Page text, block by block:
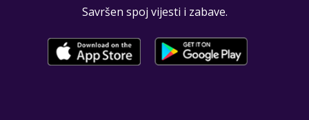
Savršen spoj vijesti i zabave.